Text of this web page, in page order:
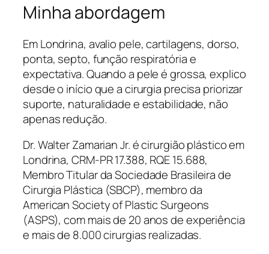
Minha abordagem
Em Londrina, avalio pele, cartilagens, dorso,
ponta, septo, função respiratória e
expectativa. Quando a pele é grossa, explico
desde o início que a cirurgia precisa priorizar
suporte, naturalidade e estabilidade, não
apenas redução.
Dr. Walter Zamarian Jr. é cirurgião plástico em
Londrina, CRM-PR 17.388, RQE 15.688,
Membro Titular da Sociedade Brasileira de
Cirurgia Plástica (SBCP), membro da
American Society of Plastic Surgeons
(ASPS), com mais de 20 anos de experiência
e mais de 8.000 cirurgias realizadas.